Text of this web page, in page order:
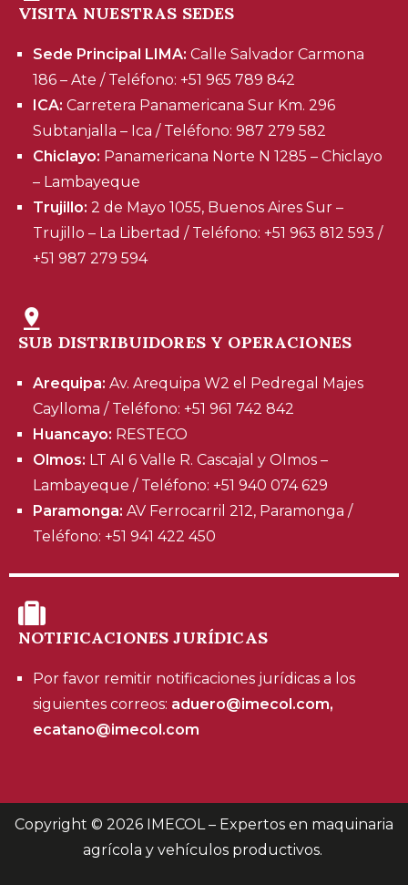
VISITA NUESTRAS SEDES
Sede Principal LIMA: Calle Salvador Carmona
186 – Ate / Teléfono: +51 965 789 842
ICA: Carretera Panamericana Sur Km. 296
Subtanjalla – Ica / Teléfono: 987 279 582
Chiclayo: Panamericana Norte N 1285 – Chiclayo
– Lambayeque
Trujillo: 2 de Mayo 1055, Buenos Aires Sur –
Trujillo – La Libertad / Teléfono: +51 963 812 593 /
+51 987 279 594
SUB DISTRIBUIDORES Y OPERACIONES
Arequipa: Av. Arequipa W2 el Pedregal Majes
Caylloma / Teléfono: +51 961 742 842
Huancayo: RESTECO
Olmos: LT AI 6 Valle R. Cascajal y Olmos –
Lambayeque / Teléfono: +51 940 074 629
Paramonga: AV Ferrocarril 212, Paramonga /
Teléfono: +51 941 422 450
NOTIFICACIONES JURÍDICAS
Por favor remitir notificaciones jurídicas a los
siguientes correos: aduero@imecol.com,
ecatano@imecol.com
Copyright © 2026
IMECOL – Expertos en maquinaria
agrícola y vehículos productivos.